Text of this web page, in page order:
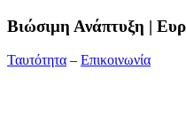
Bιώσιμη Ανάπτυξη |
Ταυτότητα – Επικοινωνία